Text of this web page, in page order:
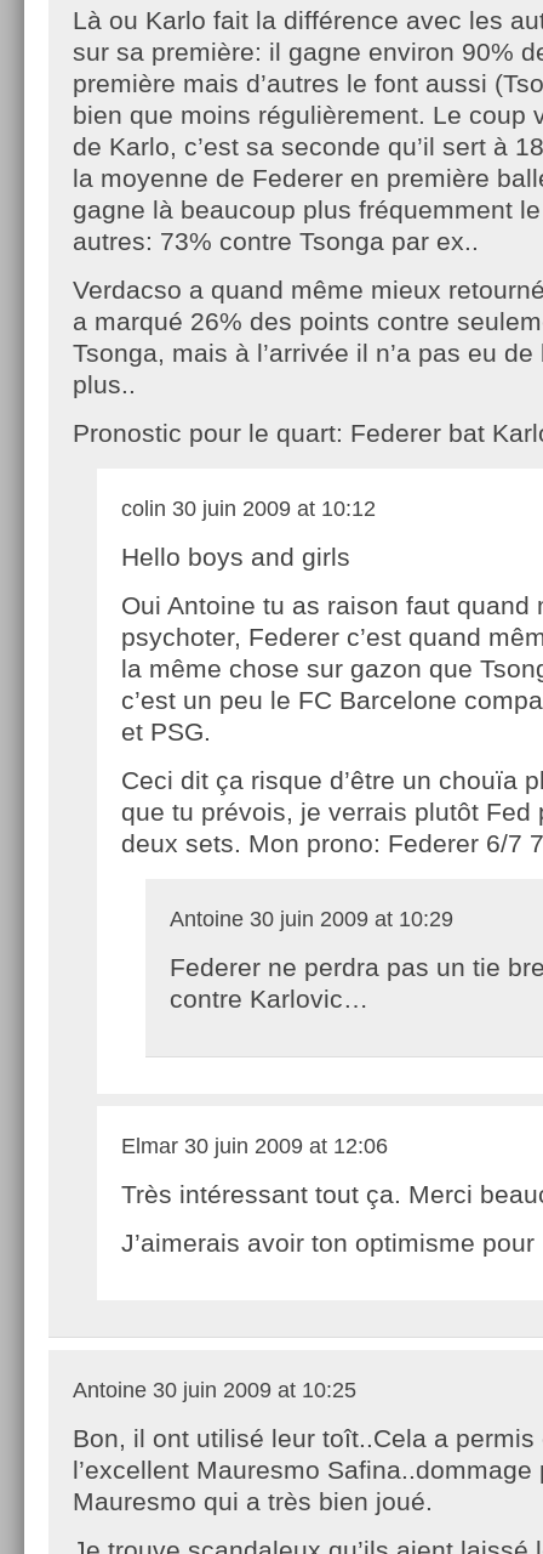
Là ou Karlo fait la différence avec les
sur sa première: il gagne environ 90%
première mais d’autres le font aussi
bien que moins régulièrement. Le coup
de Karlo, c’est sa seconde qu’il sert à
la moyenne de Federer en première
gagne là beaucoup plus fréquemment
autres: 73% contre Tsonga par ex..
Verdacso a quand même mieux
a marqué 26% des points contre
Tsonga, mais à l’arrivée il n’a pas eu
plus..
Pronostic pour le quart: Federer bat
colin 30 juin 2009 at 10:12
Hello boys and girls
Oui Antoine tu as raison faut quand
psychoter, Federer c’est quand
la même chose sur gazon que
c’est un peu le FC Barcelone
et PSG.
Ceci dit ça risque d’être un chouïa
que tu prévois, je verrais plutôt Fed
deux sets. Mon prono: Federer 6/7
Antoine 30 juin 2009 at 10:29
Federer ne perdra pas un tie
contre Karlovic…
Elmar 30 juin 2009 at 12:06
Très intéressant tout ça. Merci
J’aimerais avoir ton optimisme pour
Antoine 30 juin 2009 at 10:25
Bon, il ont utilisé leur toît..Cela a permis
l’excellent Mauresmo Safina..dommage
Mauresmo qui a très bien joué.